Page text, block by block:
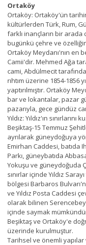
Ortaköy
Ortaköy: Ortaköy'ün
kültürlerden Türk, Rum,
farklı inançların bir arada
bugünkü çehre ve
Ortaköy Meydanı'nın en
Camii'dir. Mehmed Ağa
cami, Abdülmecit
rıhtım üzerine 1854-1856
yaptırılmıştır. Ortaköy
bar ve lokantalar, pazar
pazarıyla, gece gündüz
Yıldız: Yıldız'ın
Beşiktaş-15 Temmuz
ayrılarak güneydoğuya
Emirhan Caddesi, batıda
Parkı, güneybatıda
Yokuşu ve güneydoğuda
sınırlar içinde Yıldız
bölgesi Barbaros
ve Yıldız Posta Caddesi
olarak bilinen Serencebey
içinde saymak
Beşiktaş ve Ortaköy'e
üzerinde kurulmuştur.
Tarihsel ve önemli